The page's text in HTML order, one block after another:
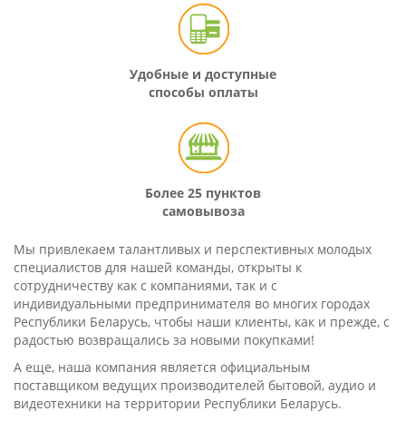
Удобные и доступные
способы оплаты
Более 25 пунктов
самовывоза
Мы привлекаем талантливых и перспективных молодых
специалистов для нашей команды, открыты к
сотрудничеству как с компаниями, так и с
индивидуальными предпринимателя во многих городах
Республики Беларусь, чтобы наши клиенты, как и прежде, с
радостью возвращались за новыми покупками!
А еще, наша компания является официальным
поставщиком ведущих производителей бытовой, аудио и
видеотехники на территории Республики Беларусь.